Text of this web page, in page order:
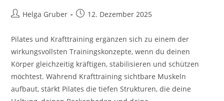
Beitrags-
Helga Gruber
Beitrag12. Dezember 2025
Pilates und Krafttraining ergänzen sich zu einem der
wirkungsvollsten Trainingskonzepte, wenn du deinen
Körper gleichzeitig kräftigen, stabilisieren und schützen
möchtest. Während Krafttraining sichtbare Muskeln
aufbaut, stärkt Pilates die tiefen Strukturen, die deine